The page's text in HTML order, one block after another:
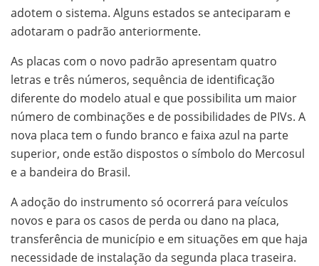
adotem o sistema. Alguns estados se anteciparam e
adotaram o padrão anteriormente.
As placas com o novo padrão apresentam quatro
letras e três números, sequência de identificação
diferente do modelo atual e que possibilita um maior
número de combinações e de possibilidades de PIVs. A
nova placa tem o fundo branco e faixa azul na parte
superior, onde estão dispostos o símbolo do Mercosul
e a bandeira do Brasil.
A adoção do instrumento só ocorrerá para veículos
novos e para os casos de perda ou dano na placa,
transferência de município e em situações em que haja
necessidade de instalação da segunda placa traseira.